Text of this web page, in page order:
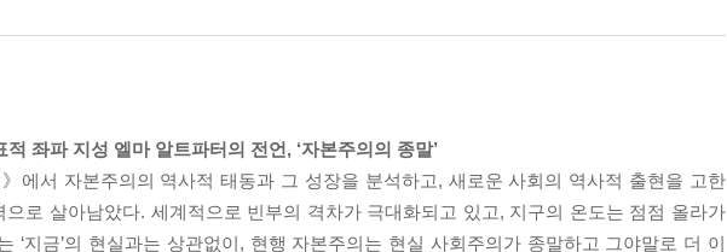
좌파 지성 엘마 알트파터의 전언, ‘자본주의의 종말’
에서 자본주의의 역사적 태동과 그 성장을 분석하고, 새로운 사회의 역사적 출현을 고한
로 살아남았다. 세계적으로 빈부의 격차가 극대화되고 있고, 지구의 온도는 점점 올라가
‘지금’의 현실과는 상관없이, 현행 자본주의는 현실 사회주의가 종말하고 그야말로 더 이